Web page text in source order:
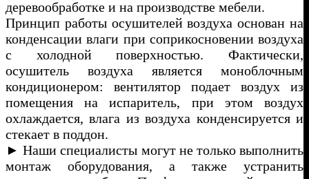
деревообработке и на производстве мебели.
Принцип работы осушителей воздуха основан на
конденсации влаги при соприкосновении воздуха
с холодной поверхностью. Фактически,
осушитель воздуха является моноблочным
кондиционером: вентилятор подает воздух из
помещения на испаритель, при этом воздух
охлаждается, влага из воздуха конденсируется и
стекает в поддон.
► Наши специалисты могут не только выполнить
монтаж оборудования, а также устранить